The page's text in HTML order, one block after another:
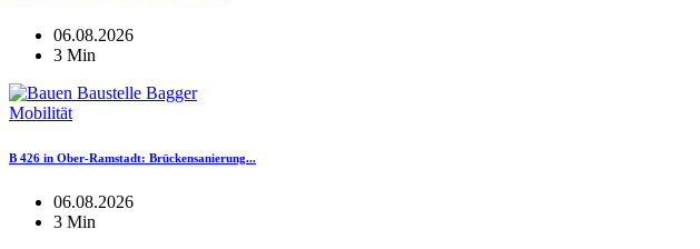
06.08.2026
3 Min
Mobilität
B 426 in Ober-Ramstadt: Brückensanierung...
06.08.2026
3 Min